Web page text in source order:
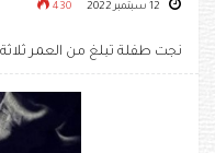
430
نجت طفلة تبلغ من العمر